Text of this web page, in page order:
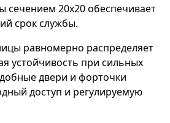
сечением 20х20 обеспечивает
срок службы.
равномерно распределяет
устойчивость при сильных
двери и форточки
доступ и регулируемую